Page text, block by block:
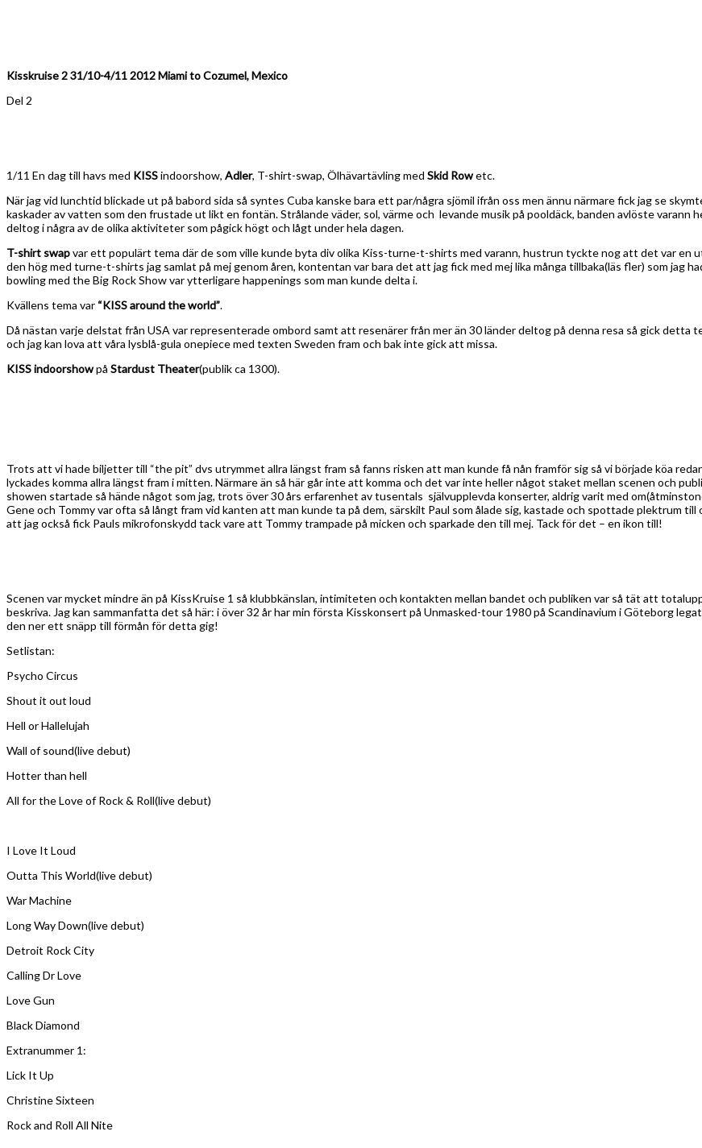
Kisskruise 2 31/10-4/11 2012 Miami to Cozumel, Mexico
Del 2
1/11 En dag till havs med KISSindoorshow, Adler, T-shirt-swap, Ölhävartävling med Skid Rowetc.
När jag vid lunchtid blickade ut på babord sida så syntes Cuba kanske bara ett par/några sjömil ifrån oss men ännu närmare fick jag se
kaskader av vatten som den frustade ut likt en fontän. Strålande väder, sol, värme och levande musik på pooldäck, banden avlöste varann
deltog i några av de olika aktiviteter som pågick högt och lågt under hela dagen.
T-shirt swapvar ett populärt tema där de som ville kunde byta div olika Kiss-turne-t-shirts med varann, hustrun tyckte nog att det var en
den hög med turne-t-shirts jag samlat på mej genom åren, kontentan var bara det att jag fick med mej lika många tillbaka(läs fler) som jag
bowling med the Big Rock Show var ytterligare happenings som man kunde delta i.
Kvällens tema var “KISS around the world”.
Då nästan varje delstat från USA var representerade ombord samt att resenärer från mer än 30 länder deltog på denna resa så gick detta
och jag kan lova att våra lysblå-gula onepiece med texten Sweden fram och bak inte gick att missa.
KISS indoorshowpå Stardust Theater(publik ca 1300).
Trots att vi hade biljetter till “the pit” dvs utrymmet allra längst fram så fanns risken att man kunde få nån framför sig så vi började köa
lyckades komma allra längst fram i mitten. Närmare än så här går inte att komma och det var inte heller något staket mellan scenen och
showen startade så hände något som jag, trots över 30 års erfarenhet av tusentals självupplevda konserter, aldrig varit med
Gene och Tommy var ofta så långt fram vid kanten att man kunde ta på dem, särskilt Paul som ålade sig, kastade och spottade plektrum
att jag också fick Pauls mikrofonskydd tack vare att Tommy trampade på micken och sparkade den till mej. Tack för det – en ikon till!
Scenen var mycket mindre än på KissKruise 1 så klubbkänslan, intimiteten och kontakten mellan bandet och publiken var så tät att
beskriva. Jag kan sammanfatta det så här: i över 32 år har min första Kisskonsert på Unmasked-tour 1980 på Scandinavium i Göteborg
den ner ett snäpp till förmån för detta gig!
Setlistan:
Psycho Circus
Shout it out loud
Hell or Hallelujah
Wall of sound(live debut)
Hotter than hell
All for the Love of Rock & Roll(live debut)
I Love It Loud
Outta This World(live debut)
War Machine
Long Way Down(live debut)
Detroit Rock City
Calling Dr Love
Love Gun
Black Diamond
Extranummer 1:
Lick It Up
Christine Sixteen
Rock and Roll All Nite